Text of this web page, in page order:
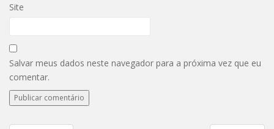
Site
Salvar meus dados neste navegador para a próxima vez que eu
comentar.